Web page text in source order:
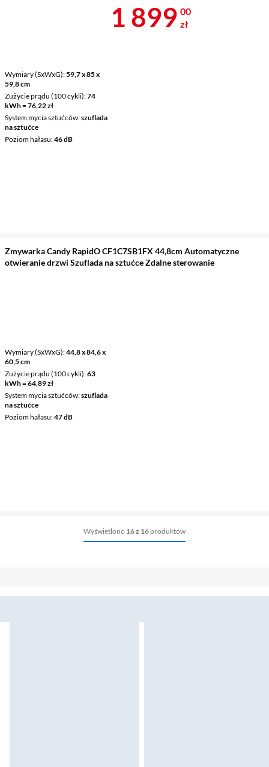
Wymiary (SxWxG) 59,7 x 85 x
59,8 cm
Zużycie prądu (100 cykli) 74
kWh = 76,22 zł
System mycia sztućców szuflada
na sztućce
Poziom hałasu 46 dB
Cena 1 899 zł
1 899 00
zł
Zmywarka Candy RapidO CF1C7SB1FX 44,8cm Automatyczne
otwieranie drzwi Szuflada na sztućce Zdalne sterowanie
Wymiary (SxWxG) 44,8 x 84,6 x
60,5 cm
Zużycie prądu (100 cykli) 63
kWh = 64,89 zł
System mycia sztućców szuflada
na sztućce
Poziom hałasu 47 dB
Wyświetlono 16 z 16 produktów